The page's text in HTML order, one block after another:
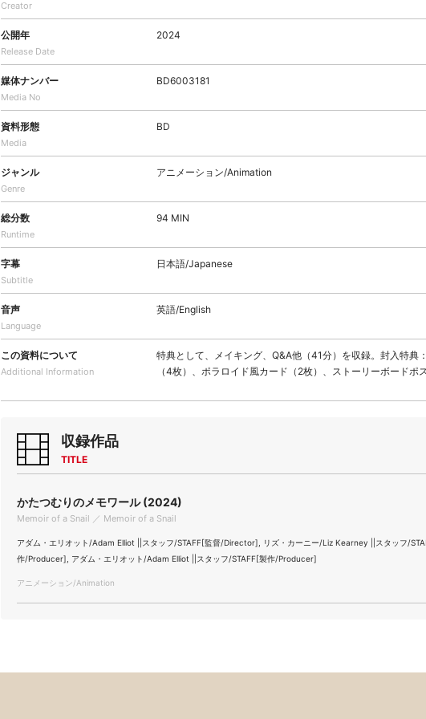
Creator
公開年
Release Date
2024
媒体ナンバー
Media No
BD6003181
資料形態
Media
BD
ジャンル
Genre
アニメーション/Animation
総分数
Runtime
94 MIN
字幕
Subtitle
日本語/Japanese
音声
Language
英語/English
この資料について
Additional Information
特典として、メイキング、Q&A他（41分）を収録。封入特典
（4枚）、ポラロイド風カード（2枚）、ストーリーボードポ
収録作品
TITLE
かたつむりのメモワール (2024)
Memoir of a Snail ／ Memoir of a Snail
アダム・エリオット/Adam Elliot ||スタッフ/STAFF[監督/Director], リズ・カーニー/Liz Kearney ||スタッフ/
作/Producer], アダム・エリオット/Adam Elliot ||スタッフ/STAFF[製作/Producer]
アニメーション/Animation